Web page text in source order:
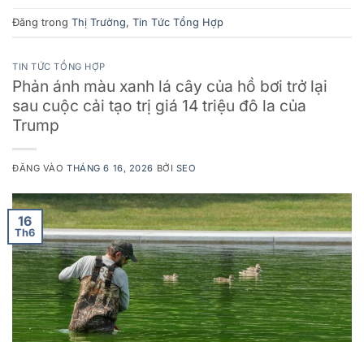
Đăng trong Thị Trường, Tin Tức Tổng Hợp
TIN TỨC TỔNG HỢP
Phản ánh màu xanh lá cây của hồ bơi trở lại
sau cuộc cải tạo trị giá 14 triệu đô la của
Trump
ĐĂNG VÀOTHÁNG 6 16, 2026 BỞI SEO
16
Th6